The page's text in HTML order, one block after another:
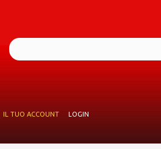
IL TUO ACCOUNT
LOGIN